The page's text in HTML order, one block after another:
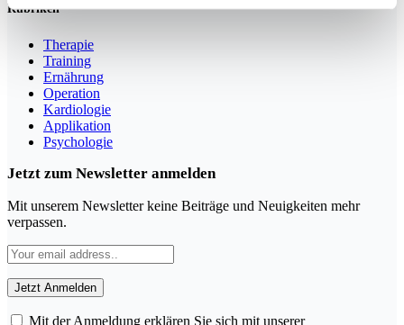
Rubriken
Therapie
Training
Ernährung
Operation
Kardiologie
Applikation
Psychologie
Jetzt zum Newsletter anmelden
Mit unserem Newsletter keine Beiträge und Neuigkeiten mehr
verpassen.
Mit der Anmeldung erklären Sie sich mit unserer